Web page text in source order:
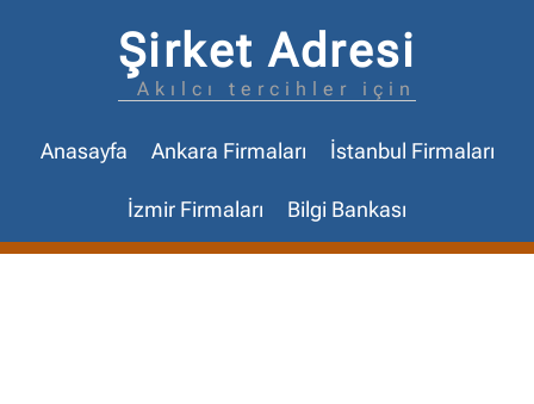
Şirket Adresi
Akılcı tercihler için
Anasayfa Ankara Firmaları İstanbul Firmaları
İzmir Firmaları Bilgi Bankası